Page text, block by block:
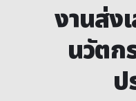
งานส่ง
นวัตก
ป